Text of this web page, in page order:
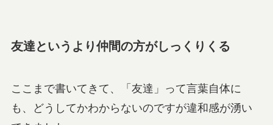
友達というより仲間の方がしっくりくる
ここまで書いてきて、「友達」って言葉自体に
も、どうしてかわからないのですが違和感が湧い